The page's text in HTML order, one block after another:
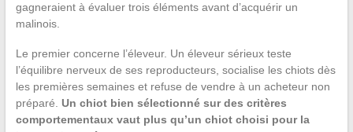
gagneraient à évaluer trois éléments avant d’acquérir un
malinois.
Le premier concerne l’éleveur. Un éleveur sérieux teste
l’équilibre nerveux de ses reproducteurs, socialise les chiots dès
les premières semaines et refuse de vendre à un acheteur non
préparé. Un chiot bien sélectionné sur des critères
comportementaux vaut plus qu’un chiot choisi pour la